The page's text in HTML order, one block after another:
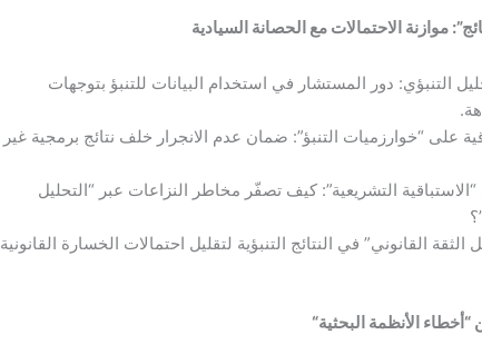
موازنة الاحتمالات مع الحصانة السيادية
التنبؤي: دور المستشار في استخدام البيانات للتنبؤ بتوجهات
على “خوارزميات التنبؤ”: ضمان عدم الانجرار خلف نتائج برمجية غير
التشريعية”: كيف تصفّر مخاطر النزاعات عبر “التحليل
القانوني” في النتائج التنبؤية لتقليل احتمالات الخسارة القانونية
الأنظمة البحثية“